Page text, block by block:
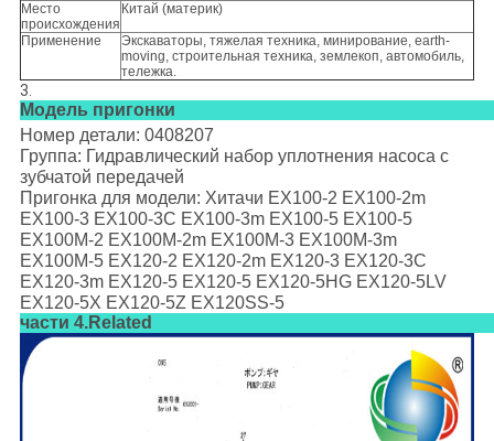
Место
происхождения
Китай (материк)
Применение
Экскаваторы, тяжелая техника, минирование, earth-
moving, строительная техника, землекоп, автомобиль,
тележка.
3.
Модель пригонки
Номер детали: 0408207
Группа: Гидравлический набор уплотнения насоса с
зубчатой передачей
Пригонка для модели: Хитачи EX100-2 EX100-2m
EX100-3 EX100-3C EX100-3m EX100-5 EX100-5
EX100M-2 EX100M-2m EX100M-3 EX100M-3m
EX100M-5 EX120-2 EX120-2m EX120-3 EX120-3C
EX120-3m EX120-5 EX120-5 EX120-5HG EX120-5LV
EX120-5X EX120-5Z EX120SS-5
части 4.Related